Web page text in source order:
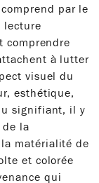
par le
lecture
comprendre
à lutter
visuel du
esthétique,
signifiant, il y
de la
matérialité de
et colorée
qui